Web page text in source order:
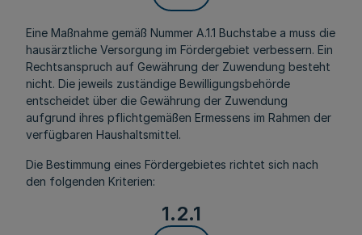
Eine Maßnahme gemäß Nummer A.1.1 Buchstabe a muss die
hausärztliche Versorgung im Fördergebiet verbessern. Ein
Rechtsanspruch auf Gewährung der Zuwendung besteht
nicht. Die jeweils zuständige Bewilligungsbehörde
entscheidet über die Gewährung der Zuwendung
aufgrund ihres pflichtgemäßen Ermessens im Rahmen der
verfügbaren Haushaltsmittel.
Die Bestimmung eines Fördergebietes richtet sich nach
den folgenden Kriterien:
1.2.1